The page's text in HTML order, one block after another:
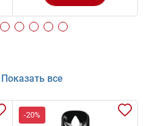
Показать все
-20%